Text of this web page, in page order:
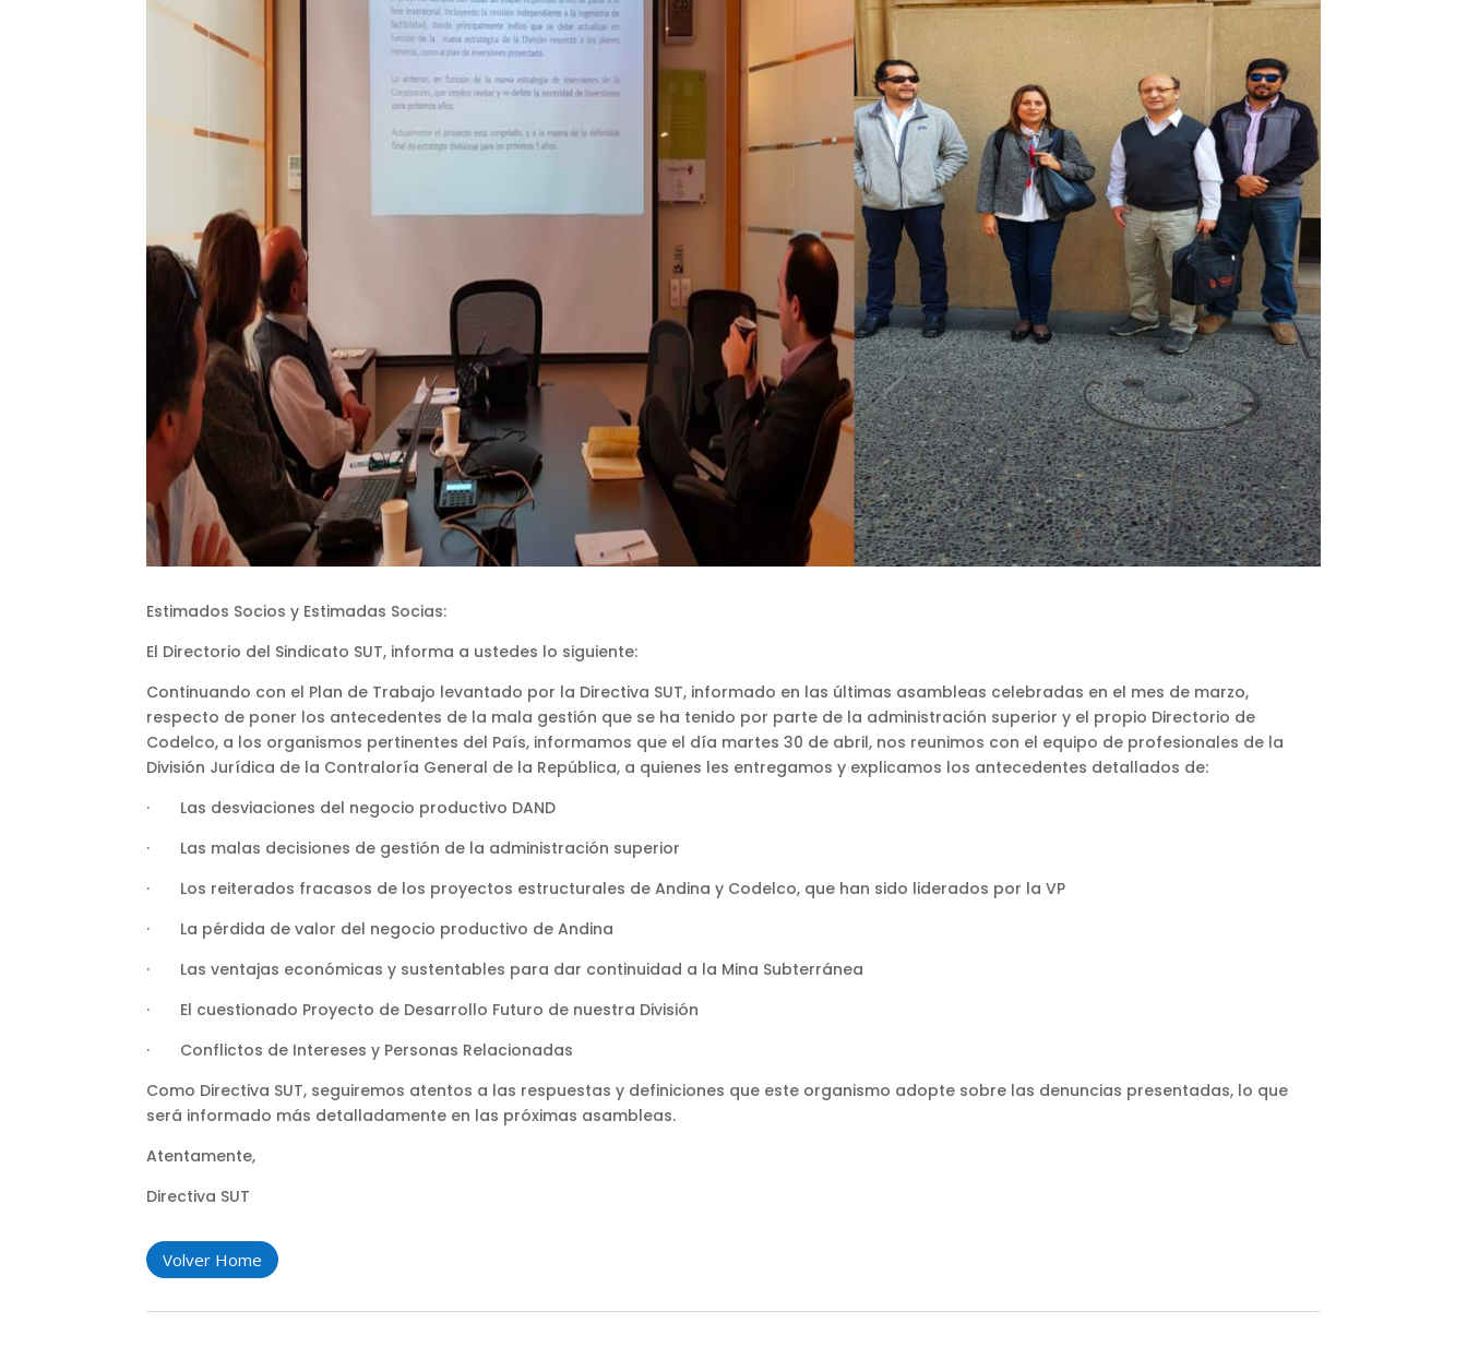
Estimados Socios y Estimadas Socias:
El Directorio del Sindicato SUT, informa a ustedes lo siguiente:
Continuando con el Plan de Trabajo levantado por la Directiva SUT, informado en las últimas asambleas celebradas en el mes de marzo,
respecto de poner los antecedentes de la mala gestión que se ha tenido por parte de la administración superior y el propio Directorio de
Codelco, a los organismos pertinentes del País, informamos que el día martes 30 de abril, nos reunimos con el equipo de profesionales de la
División Jurídica de la Contraloría General de la República, a quienes les entregamos y explicamos los antecedentes detallados de:
· Las desviaciones del negocio productivo DAND
· Las malas decisiones de gestión de la administración superior
· Los reiterados fracasos de los proyectos estructurales de Andina y Codelco, que han sido liderados por la VP
· La pérdida de valor del negocio productivo de Andina
· Las ventajas económicas y sustentables para dar continuidad a la Mina Subterránea
· El cuestionado Proyecto de Desarrollo Futuro de nuestra División
· Conflictos de Intereses y Personas Relacionadas
Como Directiva SUT, seguiremos atentos a las respuestas y definiciones que este organismo adopte sobre las denuncias presentadas, lo que
será informado más detalladamente en las próximas asambleas.
Atentamente,
Directiva SUT
Volver Home